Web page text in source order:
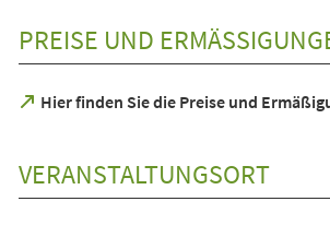
PREISE UND
Hier finden Sie die Preise und
(Öffnet
neuen
Tab)
VERANSTALTUNGSORT